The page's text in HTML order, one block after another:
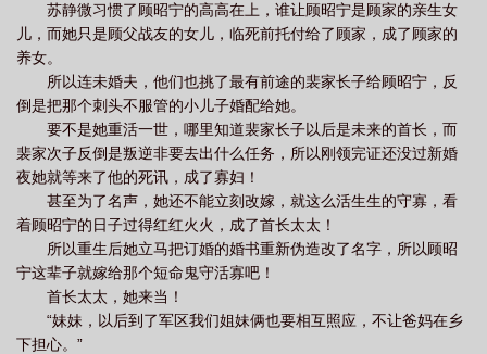
苏静微习惯了顾昭宁的高高在上，谁让顾昭宁是顾家的亲生女
儿，而她只是顾父战友的女儿，临死前托付给了顾家，成了顾家的
养女。
所以连未婚夫，他们也挑了最有前途的裴家长子给顾昭宁，反
倒是把那个刺头不服管的小儿子婚配给她。
要不是她重活一世，哪里知道裴家长子以后是未来的首长，而
裴家次子反倒是叛逆非要去出什么任务，所以刚领完证还没过新婚
夜她就等来了他的死讯，成了寡妇！
甚至为了名声，她还不能立刻改嫁，就这么活生生的守寡，看
着顾昭宁的日子过得红红火火，成了首长太太！
所以重生后她立马把订婚的婚书重新伪造改了名字，所以顾昭
宁这辈子就嫁给那个短命鬼守活寡吧！
首长太太，她来当！
“妹妹，以后到了军区我们姐妹俩也要相互照应，不让爸妈在乡
下担心。”